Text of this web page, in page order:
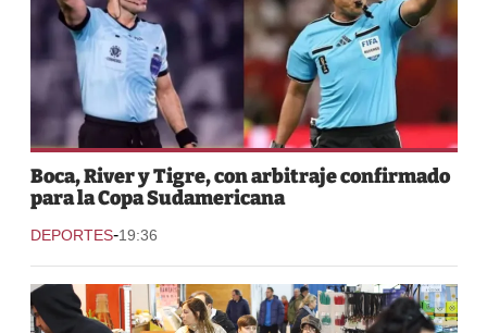
Boca, River y Tigre, con arbitraje confirmado
para la Copa Sudamericana
DEPORTES-19:36